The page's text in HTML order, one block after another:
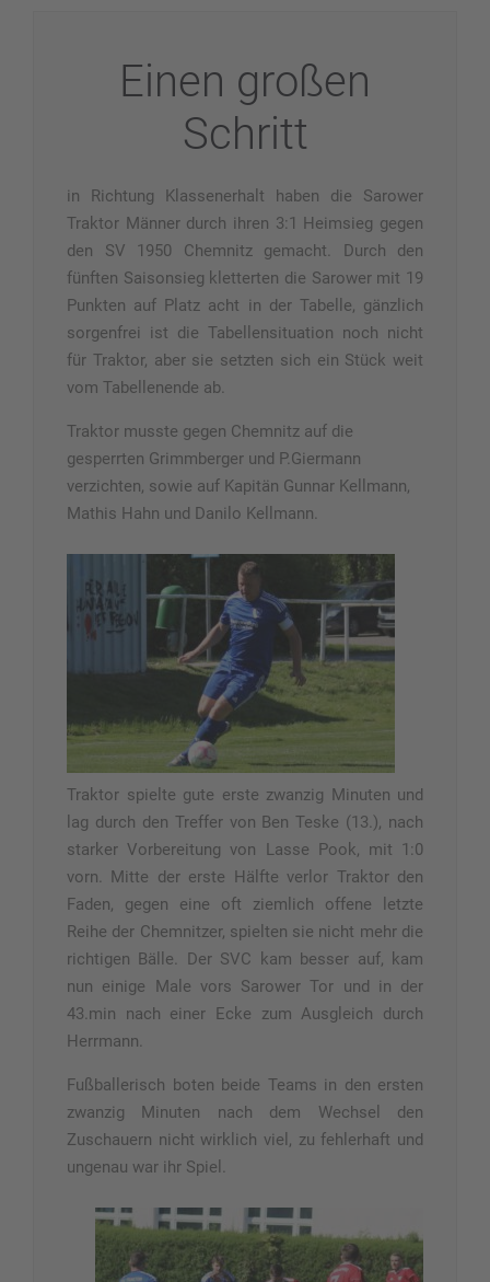
Einen großen
Schritt
in Richtung Klassenerhalt haben die Sarower
Traktor Männer durch ihren 3:1 Heimsieg gegen
den SV 1950 Chemnitz gemacht. Durch den
fünften Saisonsieg kletterten die Sarower mit 19
Punkten auf Platz acht in der Tabelle, gänzlich
sorgenfrei ist die Tabellensituation noch nicht
für Traktor, aber sie setzten sich ein Stück weit
vom Tabellenende ab.
Traktor musste gegen Chemnitz auf die
gesperrten Grimmberger und P.Giermann
verzichten, sowie auf Kapitän Gunnar Kellmann,
Mathis Hahn und Danilo Kellmann.
Traktor spielte gute erste zwanzig Minuten und
lag durch den Treffer von Ben Teske (13.), nach
starker Vorbereitung von Lasse Pook, mit 1:0
vorn. Mitte der erste Hälfte verlor Traktor den
Faden, gegen eine oft ziemlich offene letzte
Reihe der Chemnitzer, spielten sie nicht mehr die
richtigen Bälle. Der SVC kam besser auf, kam
nun einige Male vors Sarower Tor und in der
43.min nach einer Ecke zum Ausgleich durch
Herrmann.
Fußballerisch boten beide Teams in den ersten
zwanzig Minuten nach dem Wechsel den
Zuschauern nicht wirklich viel, zu fehlerhaft und
ungenau war ihr Spiel.